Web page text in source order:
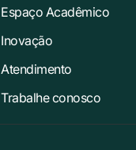
Espaço Acadêmico
Inovação
Atendimento
Trabalhe conosco